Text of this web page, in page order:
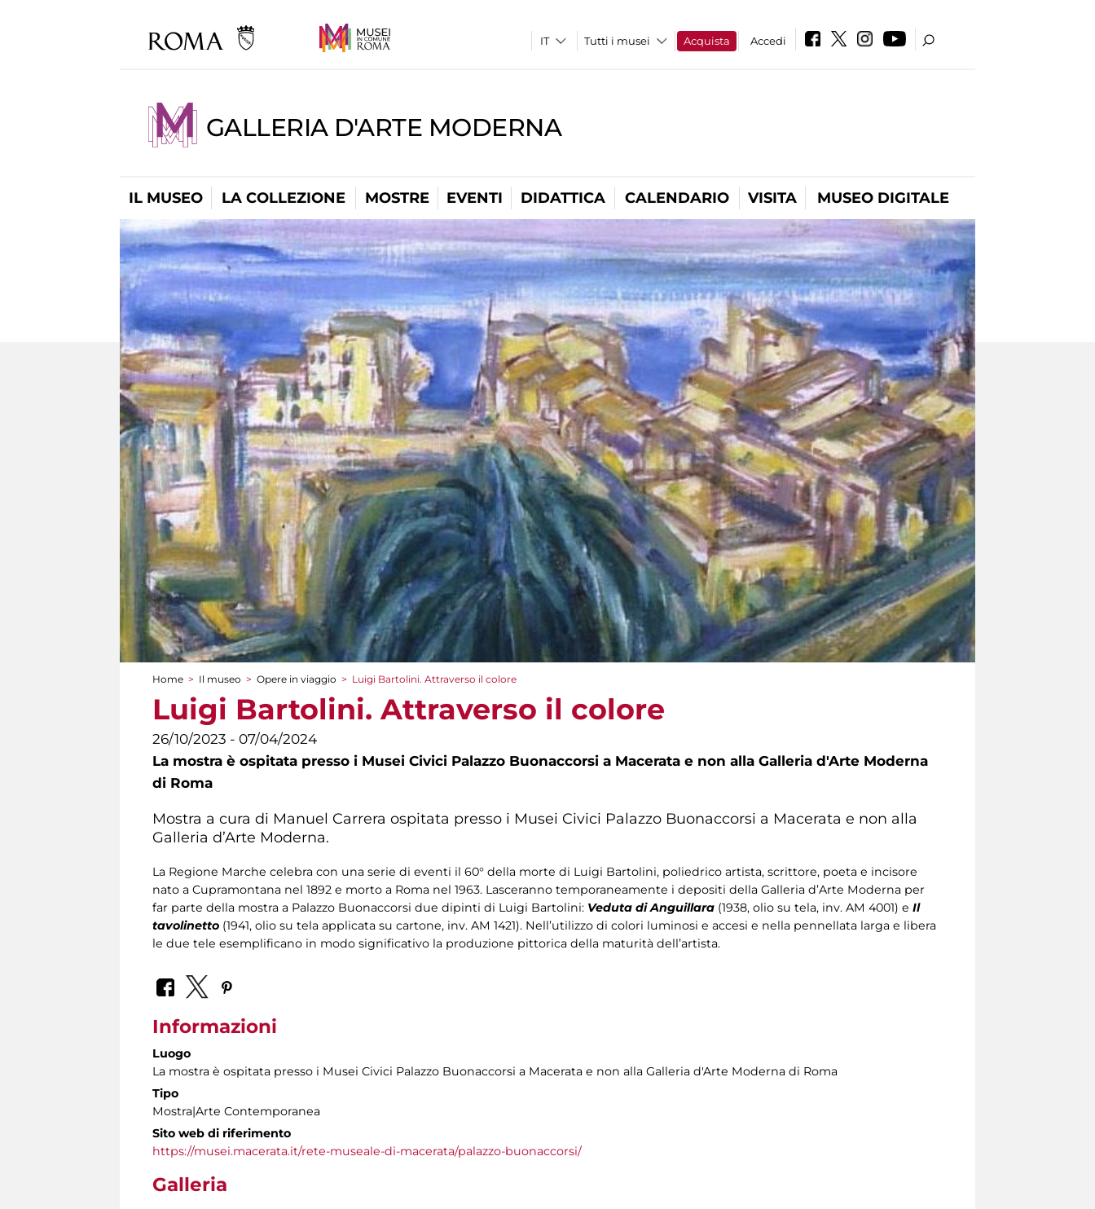
Tutti i musei Acquista Accedi
GALLERIA D'ARTE MODERNA
IL MUSEO LA COLLEZIONE MOSTRE EVENTI DIDATTICA CALENDARIO VISITA MUSEO DIGITALE
Tu sei qui
Home > Il museo > Opere in viaggio > Luigi Bartolini. Attraverso il colore
Luigi Bartolini. Attraverso il colore
26/10/2023 - 07/04/2024
La mostra è ospitata presso i Musei Civici Palazzo Buonaccorsi a Macerata e non alla Galleria d'Arte Moderna
di Roma
Mostra a cura di Manuel Carrera ospitata presso i Musei Civici Palazzo Buonaccorsi a Macerata e non alla
Galleria d’Arte Moderna.
La Regione Marche celebra con una serie di eventi il 60° della morte di Luigi Bartolini, poliedrico artista, scrittore, poeta e incisore
nato a Cupramontana nel 1892 e morto a Roma nel 1963. Lasceranno temporaneamente i depositi della Galleria d’Arte Moderna per
far parte della mostra a Palazzo Buonaccorsi due dipinti di Luigi Bartolini: Veduta di Anguillara (1938, olio su tela, inv. AM 4001) e Il
tavolinetto (1941, olio su tela applicata su cartone, inv. AM 1421). Nell’utilizzo di colori luminosi e accesi e nella pennellata larga e libera
le due tele esemplificano in modo significativo la produzione pittorica della maturità dell’artista.
Informazioni
Luogo
La mostra è ospitata presso i Musei Civici Palazzo Buonaccorsi a Macerata e non alla Galleria d'Arte Moderna di Roma
Tipo
Mostra|Arte Contemporanea
Sito web di riferimento
https://musei.macerata.it/rete-museale-di-macerata/palazzo-buonaccorsi/
Galleria